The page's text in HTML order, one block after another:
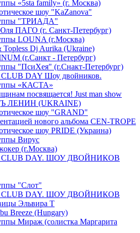
«5sta family» (г. Москва)
шоу "KaZanova"
"ТРИАДА"
ПАГО (г. Санкт-Петербург)
LOUNA (г.Москва)
Topless Dj Aurika (Ukraine)
(г.Санкт - Петербург)
"ПсиХея" (г.Снакт-Петербург)
DAY Шоу двойников.
«КАСТА»
посвящается! Just man show
ЛЕНИН (UKRAINE)
шоу "GRAND"
нового альбома CEN-TROPE
шоу PRIDE (Украина)
Вирус
(г.Москва)
CLUB DAY. ШОУ ДВОЙНИКОВ
"Слот"
CLUB DAY. ШОУ ДВОЙНИКОВ
Эльвира Т
Breeze (Hungary)
Мираж (солистка Маргарита